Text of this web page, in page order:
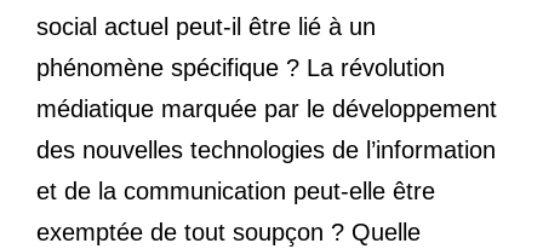
social actuel peut-il être lié à un
phénomène spécifique ? La révolution
médiatique marquée par le développement
des nouvelles technologies de l’information
et de la communication peut-elle être
exemptée de tout soupçon ? Quelle